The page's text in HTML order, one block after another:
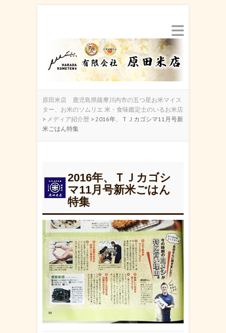
原田米店 鹿児島県薩摩川内市の五つ星お米マイス
ター、お米のソムリエ 米・食味鑑定士のいるお米店
> メディア紹介歴 > 2016年、ＴＪカゴシマ11月号新
米ごはん特集
2016年、ＴＪカゴシ
マ11月号新米ごはん
特集